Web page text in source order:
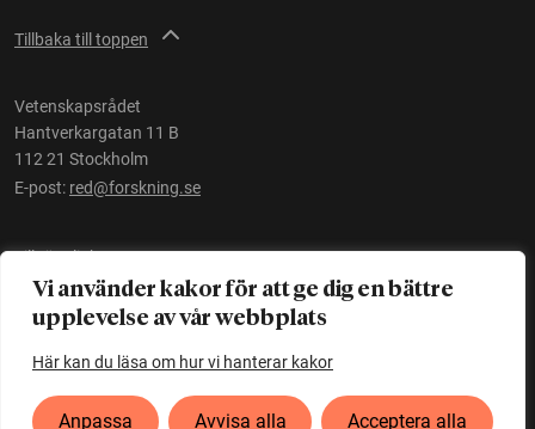
Vi använder kakor för att ge dig en bättre
upplevelse av vår webbplats
Här kan du läsa om hur vi hanterar kakor
Anpassa Avvisa alla Acceptera alla
Tillbaka till toppen
Vetenskapsrådet
Hantverkargatan 11 B
112 21 Stockholm
E-post: red@forskning.se
Tillgänglighet
Ett initiativ avVetenskapsrådet